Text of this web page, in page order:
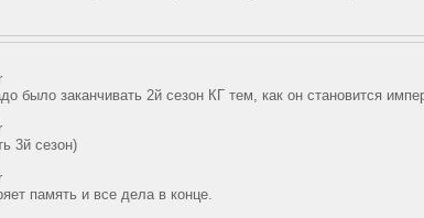
было заканчивать 2й сезон КГ тем, как он становится
3й сезон)
память и все дела в конце.